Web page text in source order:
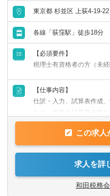
東京都 杉並区 上荻4-19-
各線「荻窪駅」徒歩18分
【必須要件】
税理士有資格者の方（未経
【歓迎要件】
■資産税を勉強している方
【仕事内容】
仕訳・入力、試算表作成
など、税務会計業務全般
★その他、資産税関連の
験・意欲に応じて株価算
※使用ソフト：JDL・勘定
この求人
求人を詳
和田税務
フレックス出勤／時差出勤（制
募集・採用情報
新卒可
未経験可
年収1000万円以上の求人
5名以上募集の求人